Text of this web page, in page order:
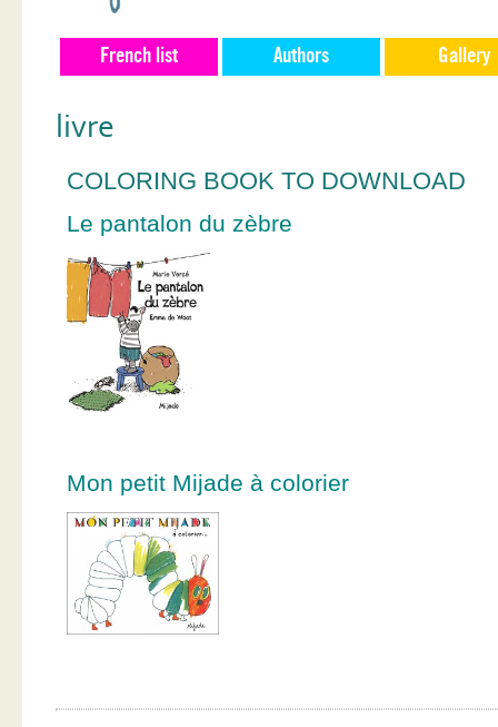
French list Authors Gallery
livre
COLORING BOOK TO DOWNLOAD
Le pantalon du zèbre
Mon petit Mijade à colorier